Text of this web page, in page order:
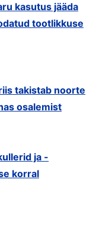
kasutus jääda
tootlikkuse
takistab noorte
osalemist
ja -
korral